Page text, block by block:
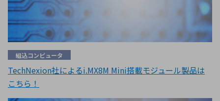
組込コンピュータ
TechNexion社によるi.MX8M Mini搭載モジュール製品は
こちら！